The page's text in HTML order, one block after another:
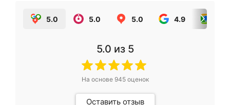
5.0 5.0 5.0 4.9
5.0 из 5
На основе 945оценок
Оставить отзыв